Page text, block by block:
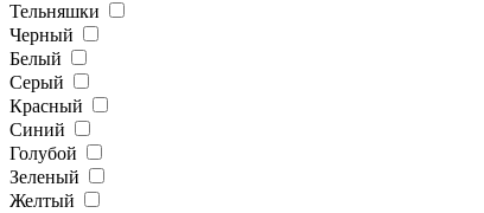
Тельняшки
Черный
Белый
Серый
Красный
Синий
Голубой
Зеленый
Желтый